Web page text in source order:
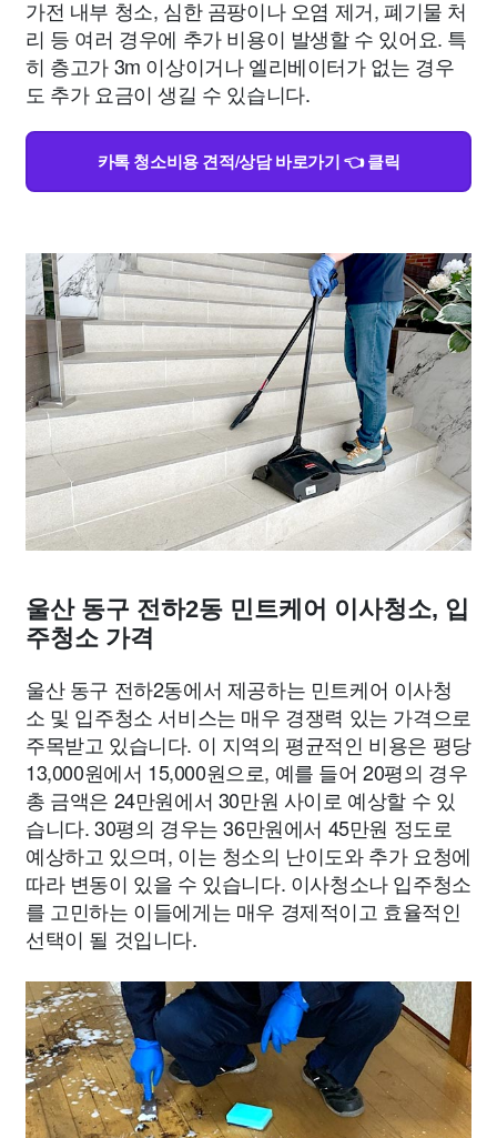
가전 내부 청소, 심한 곰팡이나 오염 제거, 폐기물 처
리 등 여러 경우에 추가 비용이 발생할 수 있어요. 특
히 층고가 3m 이상이거나 엘리베이터가 없는 경우
도 추가 요금이 생길 수 있습니다.
카톡 청소비용 견적/상담 바로가기 👈 클릭
울산 동구 전하2동 민트케어 이사청소, 입
주청소 가격
울산 동구 전하2동에서 제공하는 민트케어 이사청
소 및 입주청소 서비스는 매우 경쟁력 있는 가격으로
주목받고 있습니다. 이 지역의 평균적인 비용은 평당
13,000원에서 15,000원으로, 예를 들어 20평의 경우
총 금액은 24만원에서 30만원 사이로 예상할 수 있
습니다. 30평의 경우는 36만원에서 45만원 정도로
예상하고 있으며, 이는 청소의 난이도와 추가 요청에
따라 변동이 있을 수 있습니다. 이사청소나 입주청소
를 고민하는 이들에게는 매우 경제적이고 효율적인
선택이 될 것입니다.